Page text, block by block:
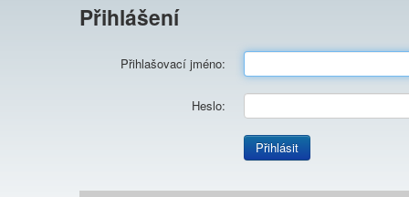
Přihlášení
Přihlašovací jméno:
Heslo:
Přihlásit